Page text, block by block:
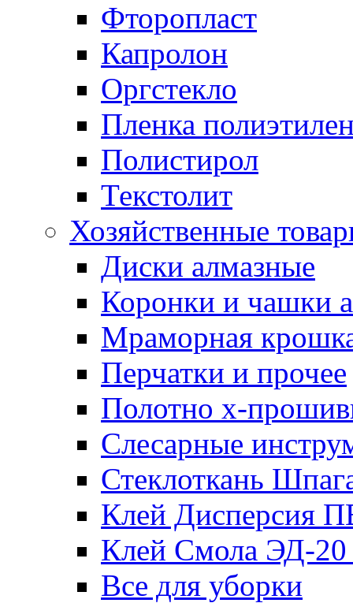
Фторопласт
Капролон
Оргстекло
Пленка
Полистирол
Текстолит
Хозяйственные
Диски алмазные
Коронки и чашки
Мраморная
Перчатки и прочее
Полотно х-
Слесарные
Стеклоткань
Клей Дисперсия
Клей Смола ЭД-20
Все для уборки